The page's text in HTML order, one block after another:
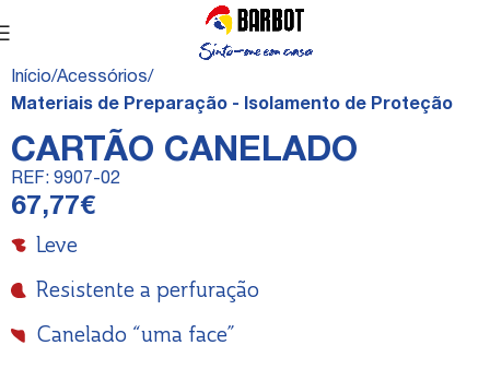
Início Acessórios
Materiais de Preparação - Isolamento de Proteção
CARTÃO CANELADO
REF: 9907-02
67,77€
Leve
Resistente a perfuração
Canelado “uma face”